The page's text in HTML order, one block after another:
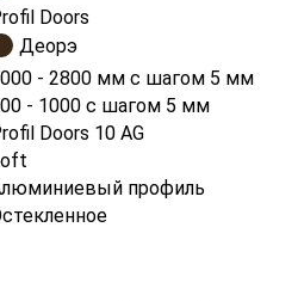
Doors
Деорэ
- 2800 мм с шагом 5 мм
- 1000 с шагом 5 мм
Doors 10 AG
профиль